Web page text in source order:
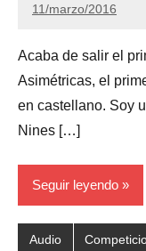
11/marzo/2016
Gimnastas.net
1
Acaba de salir el
Asimétricas, el
en castellano. Soy
Nines […]
Seguir leyendo
Audio